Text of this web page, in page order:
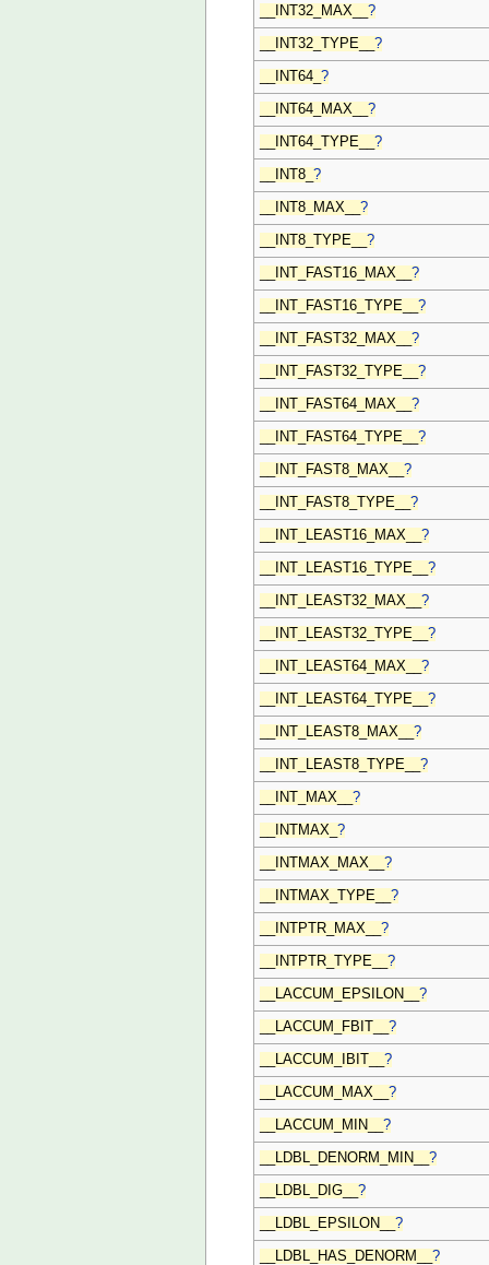
__INT32_MAX__?
__INT32_TYPE__?
__INT64_?
__INT64_MAX__?
__INT64_TYPE__?
__INT8_?
__INT8_MAX__?
__INT8_TYPE__?
__INT_FAST16_MAX__?
__INT_FAST16_TYPE__?
__INT_FAST32_MAX__?
__INT_FAST32_TYPE__?
__INT_FAST64_MAX__?
__INT_FAST64_TYPE__?
__INT_FAST8_MAX__?
__INT_FAST8_TYPE__?
__INT_LEAST16_MAX__?
__INT_LEAST16_TYPE__?
__INT_LEAST32_MAX__?
__INT_LEAST32_TYPE__?
__INT_LEAST64_MAX__?
__INT_LEAST64_TYPE__?
__INT_LEAST8_MAX__?
__INT_LEAST8_TYPE__?
__INT_MAX__?
__INTMAX_?
__INTMAX_MAX__?
__INTMAX_TYPE__?
__INTPTR_MAX__?
__INTPTR_TYPE__?
__LACCUM_EPSILON__?
__LACCUM_FBIT__?
__LACCUM_IBIT__?
__LACCUM_MAX__?
__LACCUM_MIN__?
__LDBL_DENORM_MIN__?
__LDBL_DIG__?
__LDBL_EPSILON__?
__LDBL_HAS_DENORM__?